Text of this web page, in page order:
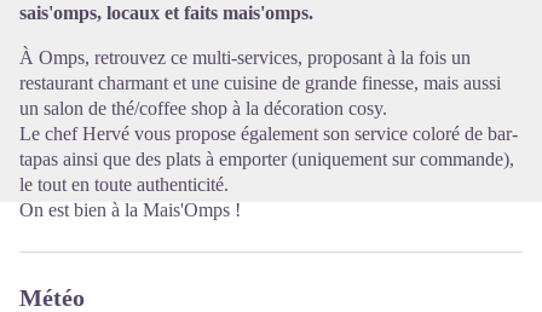
sais'omps, locaux et faits mais'omps.
À Omps, retrouvez ce multi-services, proposant à la fois un
restaurant charmant et une cuisine de grande finesse, mais aussi
un salon de thé/coffee shop à la décoration cosy.
Le chef Hervé vous propose également son service coloré de bar-
tapas ainsi que des plats à emporter (uniquement sur commande),
le tout en toute authenticité.
On est bien à la Mais'Omps !
Météo